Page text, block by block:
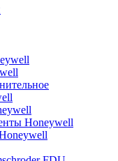
Honeywell